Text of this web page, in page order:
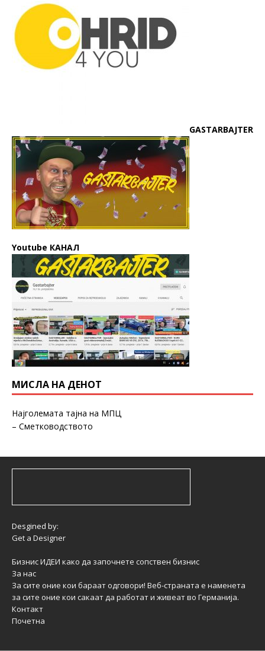
GASTARBAJTER
Youtube КАНАЛ
МИСЛА НА ДЕНОТ
Најголемата тајна на МПЦ
– Сметководството
Desgined by:
Get a Designer
Бизнис ИДЕИ како да започнете сопствен бизнис
За нас
За сите оние кои бараат одговори! Веб-страната е наменета
за сите оние кои сакаат да работат и живеат во Германија.
Контакт
Почетна